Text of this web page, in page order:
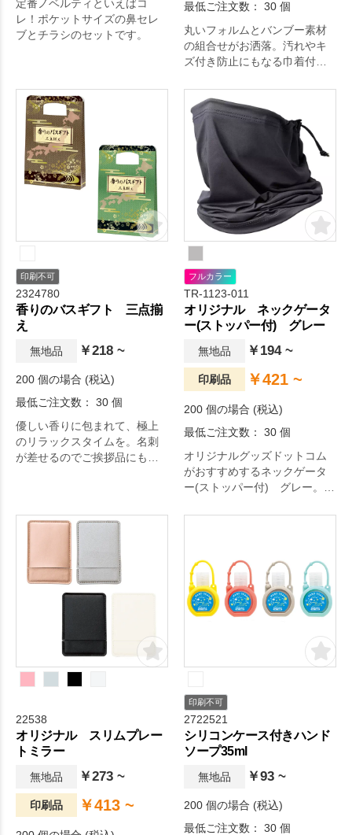
定番ノベルティといえばコ
レ！ポケットサイズの鼻セレ
ブとチラシのセットです。
最低ご注文数： 30 個
丸いフォルムとバンブー素材
の組合せがお洒落。汚れやキ
ズ付き防止にもなる巾着付
印刷不可
2324780
香りのバスギフト 三点揃
え
無地品 ￥218 ~
200 個の場合 (税込)
最低ご注文数： 30 個
優しい香りに包まれて、極上
のリラックスタイムを。名刺
が差せるのでご挨拶品にも最
入浴剤1個と紛体入浴剤3個の
セットです。
フルカラー
TR-1123-011
オリジナル ネックゲータ
ー(ストッパー付) グレー
無地品 ￥194 ~
印刷品 ￥421 ~
200 個の場合 (税込)
最低ご注文数： 30 個
オリジナルグッズドットコム
がおすすめするネックゲータ
ー(ストッパー付) グレー。オ
厳選されたアイテムです。毎
22538
オリジナル スリムプレー
トミラー
無地品 ￥273 ~
印刷品 ￥413 ~
印刷不可
2722521
シリコンケース付きハンド
ソープ35ml
無地品 ￥93 ~
200 個の場合 (税込)
最低ご注文数： 30 個